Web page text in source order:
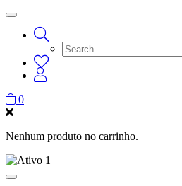
0
Nenhum produto no carrinho.